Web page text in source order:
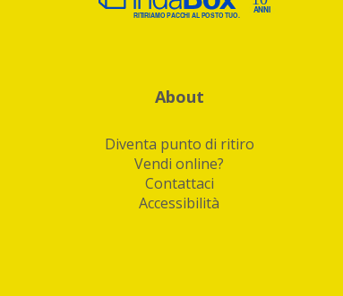
About
Diventa punto di ritiro
Vendi online?
Contattaci
Accessibilità